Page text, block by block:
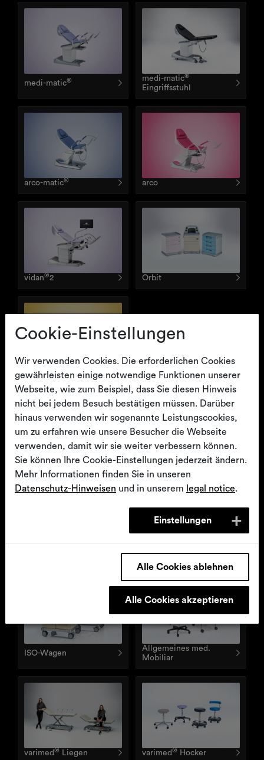
medi-matic® medi-matic®
Eingriffsstuhl
arco-matic® arco
vidan®2 Orbit
Partura ®
Funktionswagen und allgemeines
medizinisches Mobiliar
IT-Wagen
ISO-Wagen
Allgemeines med.
Mobiliar
varimed ® Liegen varimed ® Hocker
Cookie-Einstellungen
Wir verwenden Cookies. Die erforderlichen Cookies
gewährleisten einige notwendige Funktionen unserer
Webseite, wie zum Beispiel, dass Sie diesen Hinweis
nicht bei jedem Besuch bestätigen müssen. Darüber
hinaus verwenden wir sogenannte Leistungscookies,
um zu erfahren wie unsere Besucher die Webseite
verwenden, damit wir sie weiter verbessern können.
Sie können Ihre Cookie-Einstellungen jederzeit ändern.
Mehr Informationen finden Sie in unseren
Datenschutz-Hinweisen und in unserem legal notice.
Einstellungen
Alle Cookies ablehnen
Alle Cookies akzeptieren
Wagen, IT-Wagen